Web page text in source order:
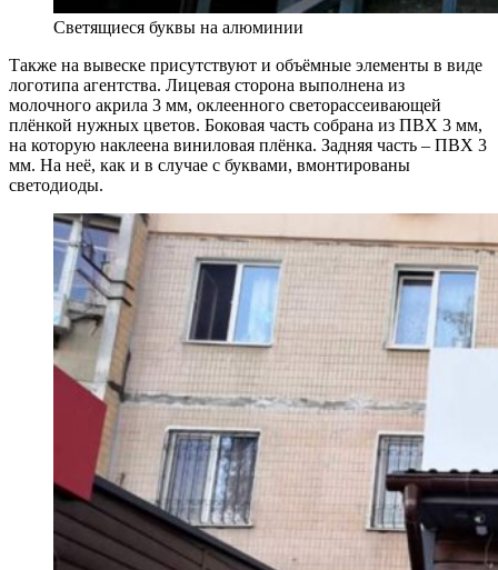
Светящиеся буквы на алюминии
Также на вывеске присутствуют и объёмные элементы в виде
логотипа агентства. Лицевая сторона выполнена из
молочного акрила 3 мм, оклеенного светорассеивающей
плёнкой нужных цветов. Боковая часть собрана из ПВХ 3 мм,
на которую наклеена виниловая плёнка. Задняя часть – ПВХ 3
мм. На неё, как и в случае с буквами, вмонтированы
светодиоды.